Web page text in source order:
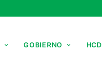
GOBIERNO HCD